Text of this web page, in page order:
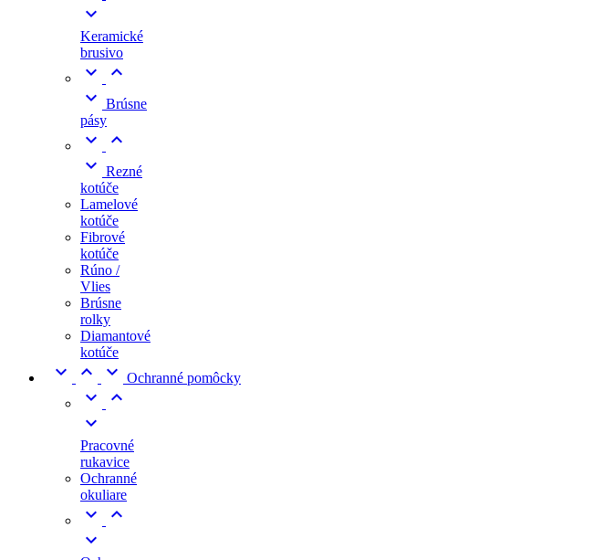

Keramické
brusivo


 Brúsne
pásy


 Rezné
kotúče
Lamelové
kotúče
Fibrové
kotúče
Rúno /
Vlies
Brúsne
rolky
Diamantové
kotúče
   Ochranné pomôcky



Pracovné
rukavice
Ochranné
okuliare


